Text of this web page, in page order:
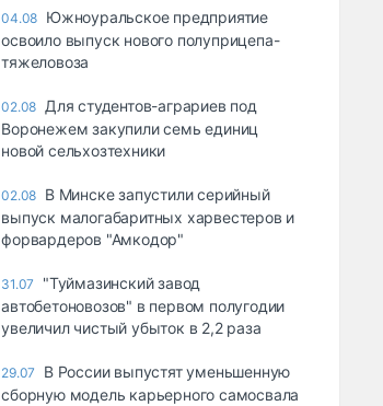
04.08 Южноуральское предприятие
освоило выпуск нового полуприцепа-
тяжеловоза
02.08 Для студентов-аграриев под
Воронежем закупили семь единиц
новой сельхозтехники
02.08 В Минске запустили серийный
выпуск малогабаритных харвестеров и
форвардеров "Амкодор"
31.07
"Туймазинский завод
автобетоновозов" в первом полугодии
увеличил чистый убыток в 2,2 раза
29.07
В России выпустят уменьшенную
сборную модель карьерного самосвала